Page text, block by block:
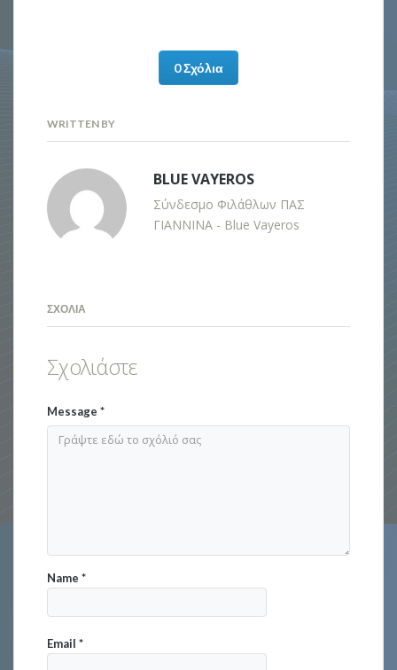
0 Σχόλια
WRITTEN BY
BLUE VAYEROS
Σύνδεσμο Φιλάθλων ΠΑΣ
ΓΙΑΝΝΙΝΑ - Blue Vayeros
ΣΧΌΛΙΑ
Σχολιάστε
Message*
Name*
Email*